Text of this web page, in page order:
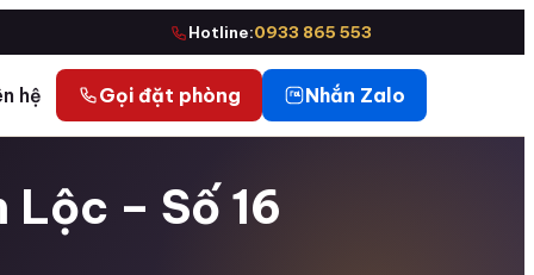
Hotline:0933 865 553
hệ Gọi đặt phòng Nhắn Zalo
– Số 16